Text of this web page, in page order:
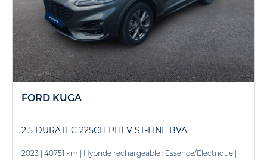
FORD KUGA
2.5 DURATEC 225CH PHEV ST-LINE BVA
2023 40751 km Hybride rechargeable : Essence/Electrique